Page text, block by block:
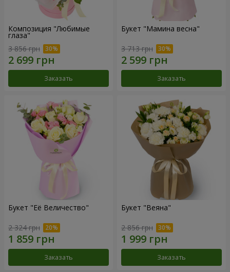
Композиция "Любимые
глаза"
3 856 грн
Заказать
Букет "Мамина весна"
3 713 грн
Заказать
Букет "Её Величество"
2 324 грн
Заказать
Букет "Веяна"
2 856 грн
Заказать